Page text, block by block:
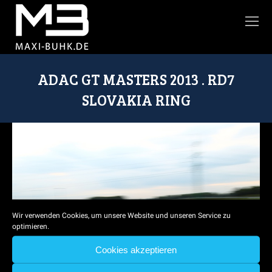
Wir verwenden Cookies, um unsere Website und unseren Service zu
optimieren.
Cookies akzeptieren
ADAC GT MASTERS 2013 . RD7
SLOVAKIA RING